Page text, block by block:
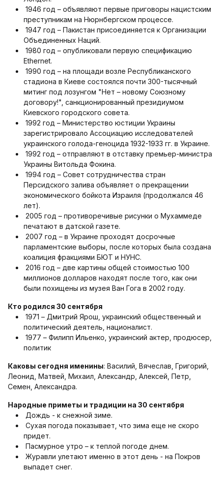
1946 год – объявляют первые приговоры нацистским
преступникам на Нюрнбергском процессе.
1947 год – Пакистан присоединяется к Организации
Объединенных Наций.
1980 год – опубликовали первую спецификацию
Ethernet.
1990 год – на площади возле Республиканского
стадиона в Киеве состоялся почти 300-тысячный
митинг под лозунгом "Нет – новому Союзному
договору!", санкционированный президиумом
Киевского городского совета.
1992 год – Министерство юстиции Украины
зарегистрировало Ассоциацию исследователей
украинского голода-геноцида 1932-1933 гг. в Украине.
1992 год – отправляют в отставку премьер-министра
Украины Витольда Фокина.
1994 год – Совет сотрудничества стран
Персидского залива объявляет о прекращении
экономического бойкота Израиля (продолжался 46
лет).
2005 год – противоречивые рисунки о Мухаммеде
печатают в датской газете.
2007 год – в Украине проходят досрочные
парламентские выборы, после которых была создана
коалиция фракциями БЮТ и НУНС.
2016 год – две картины общей стоимостью 100
миллионов долларов находят после того, как они
были похищены из музея Ван Гога в 2002 году.
Кто родился 30 сентября
1971 – Дмитрий Ярош, украинский общественный и
политический деятель, националист.
1977 – Филипп Ильенко, украинский актер, продюсер,
политик
Каковы сегодня именины: Василий, Вячеслав, Григорий,
Леонид, Матвей, Михаил, Александр, Алексей, Петр,
Семен, Александра.
Народные приметы и традиции на 30 сентября
Дождь - к снежной зиме.
Сухая погода показывает, что зима еще не скоро
придет.
Пасмурное утро – к теплой погоде днем.
Журавли улетают именно в этот день - на Покров
выпадет снег.